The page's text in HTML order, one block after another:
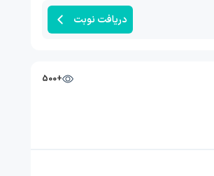
دریافت نوبت
+500